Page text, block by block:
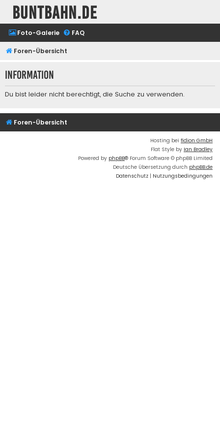
buntbahn.de
Foto-Galerie FAQ
Foren-Übersicht
Information
Du bist leider nicht berechtigt, die Suche zu verwenden.
Foren-Übersicht
Hosting bei fidion GmbH
Flat Style by Ian Bradley
Powered by phpBB® Forum Software © phpBB Limited
Deutsche Übersetzung durch phpBB.de
Datenschutz | Nutzungsbedingungen